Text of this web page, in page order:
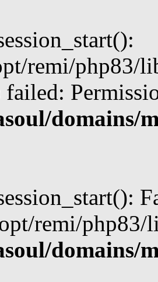
remi/php83/
domains/
remi/php83/
domains/